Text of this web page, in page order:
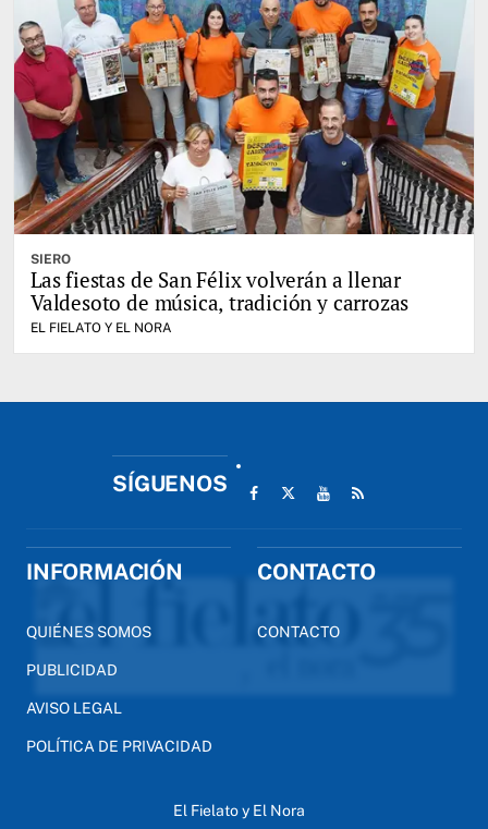
SIERO
Las fiestas de San Félix volverán a llenar
Valdesoto de música, tradición y carrozas
EL FIELATO Y EL NORA
SÍGUENOS
INFORMACIÓN
QUIÉNES SOMOS
PUBLICIDAD
AVISO LEGAL
POLÍTICA DE PRIVACIDAD
CONTACTO
CONTACTO
El Fielato y El Nora